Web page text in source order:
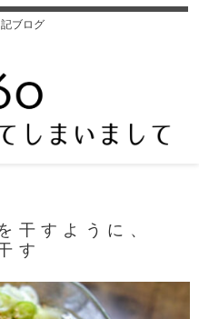
ブログ
干すように、
す